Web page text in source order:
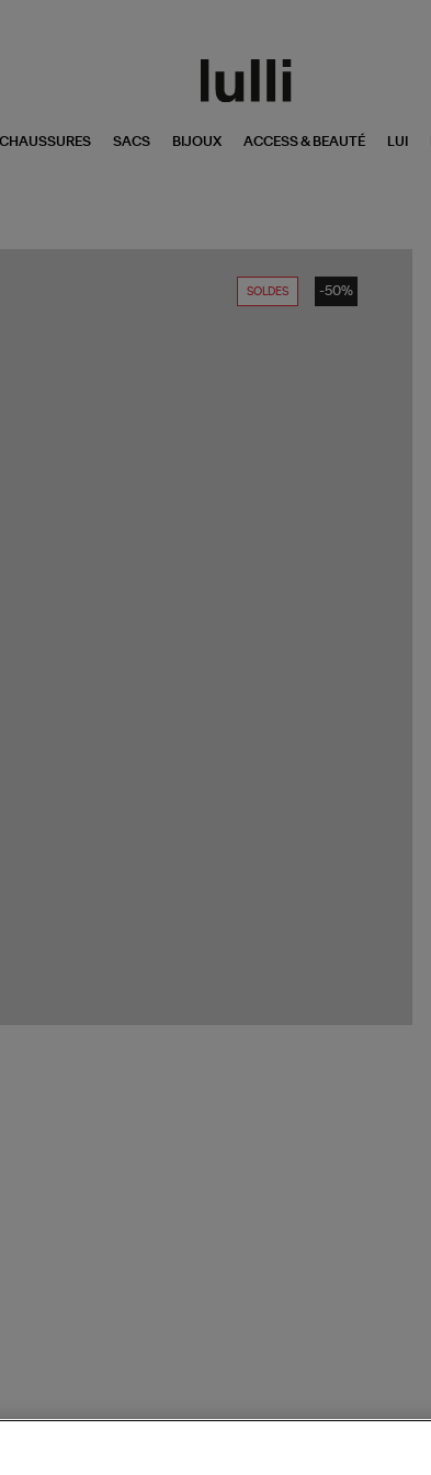
CHAUSSURES SACS BIJOUX ACCESS & BEAUTÉ LUI
SOLDES -50%